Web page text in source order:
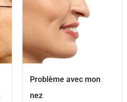
Problème avec mon
nez